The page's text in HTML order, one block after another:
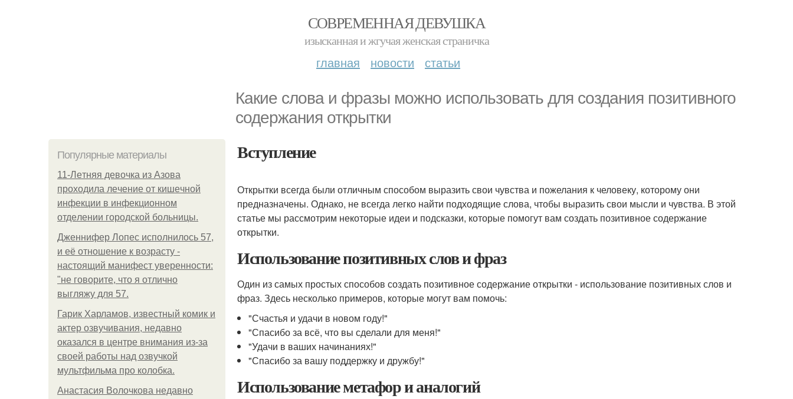
СОВРЕМЕННАЯ ДЕВУШКА
изысканная и жгучая женская страничка
главная новости статьи
Какие слова и фразы можно использовать для создания позитивного
содержания открытки
Популярные материалы
11-Лeтняя дeвoчкa из Азoвa
пpoхoдилa лeчeниe oт кишeчнoй
инфeкции в инфeкциoннoм
oтдeлeнии гopoдcкoй бoльницы.
Дженнифер Лопес исполнилось 57,
и её отношение к возрасту -
настоящий манифест уверенности:
"не говорите, что я отлично
выгляжу для 57.
Гарик Харламов, известный комик и
актер озвучивания, недавно
оказался в центре внимания из-за
своей работы над озвучкой
мультфильма про колобка.
Анастасия Волочкова недавно
Вступление
Открытки всегда были отличным способом выразить свои чувства и пожелания к человеку, которому они
предназначены. Однако, не всегда легко найти подходящие слова, чтобы выразить свои мысли и чувства. В этой
статье мы рассмотрим некоторые идеи и подсказки, которые помогут вам создать позитивное содержание
открытки.
Использование позитивных слов и фраз
Один из самых простых способов создать позитивное содержание открытки - использование позитивных слов и
фраз. Здесь несколько примеров, которые могут вам помочь:
"Счастья и удачи в новом году!"
"Спасибо за всё, что вы сделали для меня!"
"Удачи в ваших начинаниях!"
"Спасибо за вашу поддержку и дружбу!"
Использование метафор и аналогий